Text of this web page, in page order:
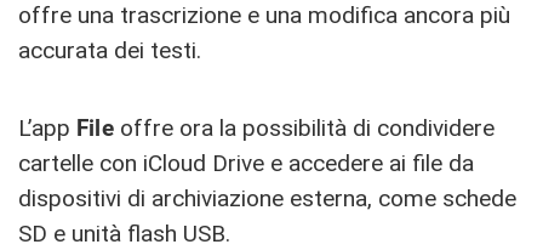
offre una trascrizione e una modifica ancora più
accurata dei testi.
L’app File offre ora la possibilità di condividere
cartelle con iCloud Drive e accedere ai file da
dispositivi di archiviazione esterna, come schede
SD e unità flash USB.